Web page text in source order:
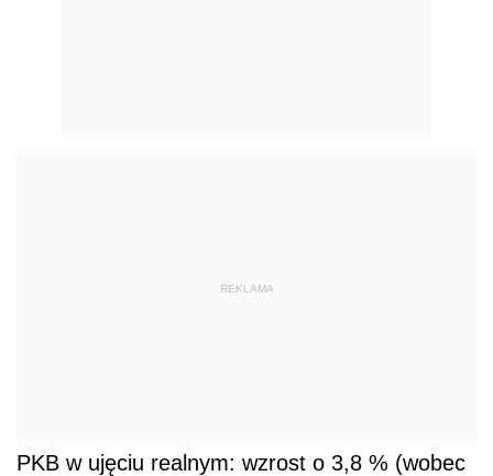
REKLAMA
PKB w ujęciu realnym: wzrost o 3,8 % (wobec